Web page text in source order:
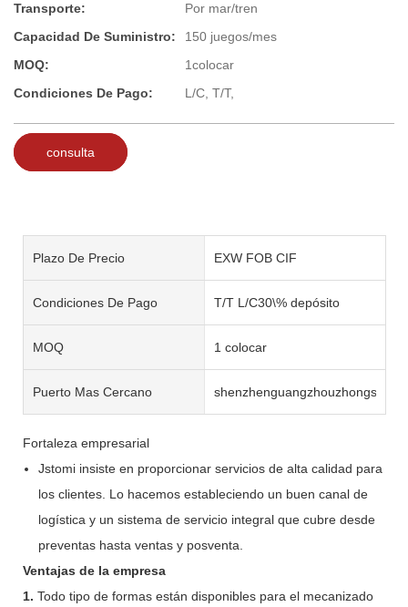
Transporte:
Por mar/tren
Capacidad De Suministro:
150 juegos/mes
MOQ:
1colocar
Condiciones De Pago:
L/C, T/T,
consulta
Plazo De Precio EXW FOB CIF
Condiciones De Pago T/T L/C30\% depósito
MOQ 1 colocar
Puerto Mas Cercano shenzhenguangzhouzhongshan
Fortaleza empresarial
Jstomi insiste en proporcionar servicios de alta calidad para
los clientes. Lo hacemos estableciendo un buen canal de
logística y un sistema de servicio integral que cubre desde
preventas hasta ventas y posventa.
Ventajas de la empresa
1. Todo tipo de formas están disponibles para el mecanizado